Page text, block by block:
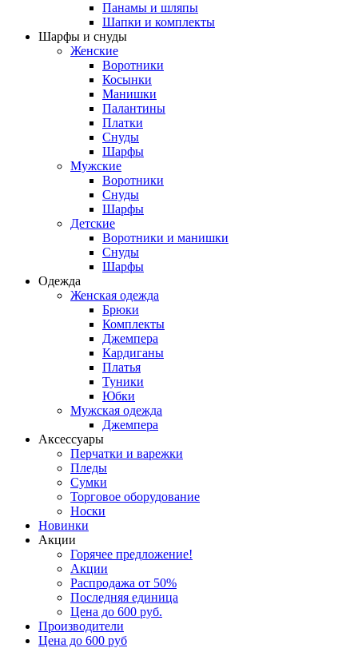
Панамы и шляпы
Шапки и комплекты
Шарфы и снуды
Женские
Воротники
Косынки
Манишки
Палантины
Платки
Снуды
Шарфы
Мужские
Воротники
Снуды
Шарфы
Детские
Воротники и манишки
Снуды
Шарфы
Одежда
Женская одежда
Брюки
Комплекты
Джемпера
Кардиганы
Платья
Туники
Юбки
Мужская одежда
Джемпера
Аксессуары
Перчатки и варежки
Пледы
Сумки
Торговое оборудование
Носки
Новинки
Акции
Горячее предложение!
Акции
Распродажа от 50%
Последняя единица
Цена до 600 руб.
Производители
Цена до 600 руб